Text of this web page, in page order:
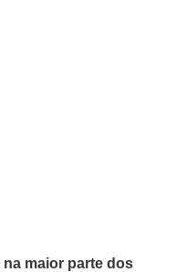
na maior parte dos